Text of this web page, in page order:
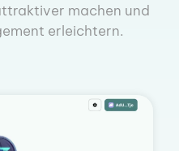
machen und
erleichtern.